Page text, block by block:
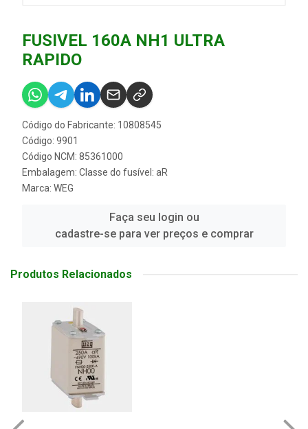
FUSIVEL 160A NH1 ULTRA
RAPIDO
Código do Fabricante: 10808545
Código: 9901
Código NCM: 85361000
Embalagem: Classe do fusível: aR
Marca: WEG
Faça seu login ou
cadastre-se para ver preços e comprar
Produtos Relacionados